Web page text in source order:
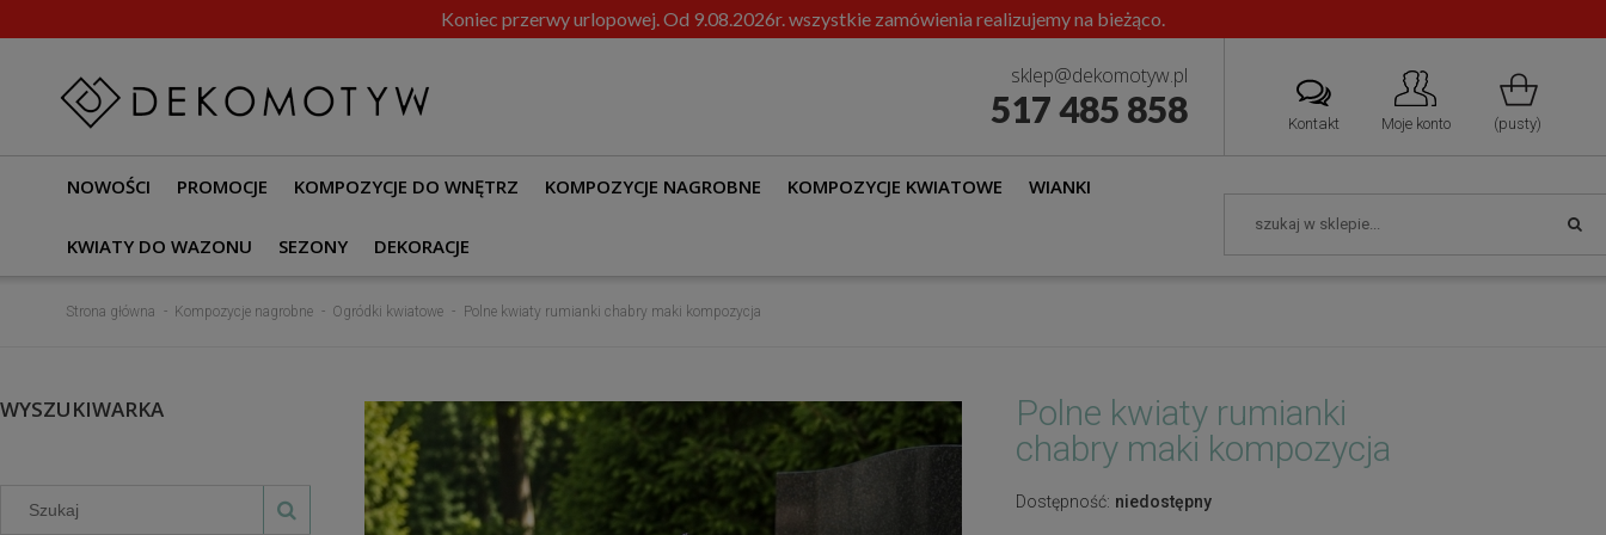
Koniec przerwy urlopowej. Od 9.08.2026r. wszystkie zamówienia realizujemy na bieżąco.
Kontakt Moje konto (pusty)
sklep@dekomotyw.pl
517 485 858
NOWOŚCI PROMOCJE KOMPOZYCJE DO WNĘTRZ KOMPOZYCJE NAGROBNE KOMPOZYCJE KWIATOWE WIANKI
KWIATY DO WAZONU SEZONY DEKORACJE
Strona główna Kompozycje nagrobne Ogródki kwiatowe Polne kwiaty rumianki chabry maki kompozycja
WYSZUKIWARKA
Polne kwiaty rumianki
chabry maki kompozycja
Dostępność: niedostępny